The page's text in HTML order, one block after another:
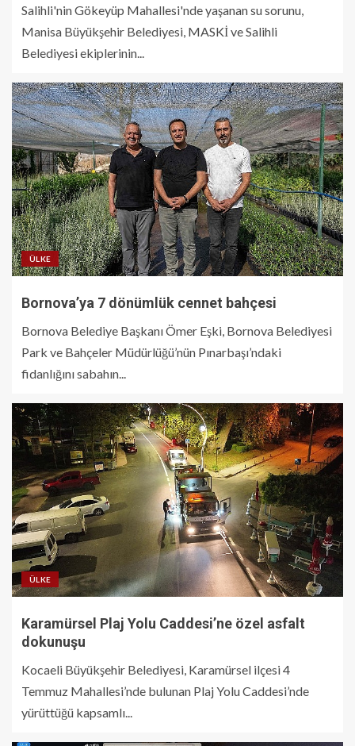
Salihli'nin Gökeyüp Mahallesi'nde yaşanan su sorunu,
Manisa Büyükşehir Belediyesi, MASKİ ve Salihli
Belediyesi ekiplerinin...
ÜLKE
Bornova’ya 7 dönümlük cennet bahçesi
Bornova Belediye Başkanı Ömer Eşki, Bornova Belediyesi
Park ve Bahçeler Müdürlüğü’nün Pınarbaşı’ndaki
fidanlığını sabahın...
ÜLKE
Karamürsel Plaj Yolu Caddesi’ne özel asfalt
dokunuşu
Kocaeli Büyükşehir Belediyesi, Karamürsel ilçesi 4
Temmuz Mahallesi’nde bulunan Plaj Yolu Caddesi’nde
yürüttüğü kapsamlı...